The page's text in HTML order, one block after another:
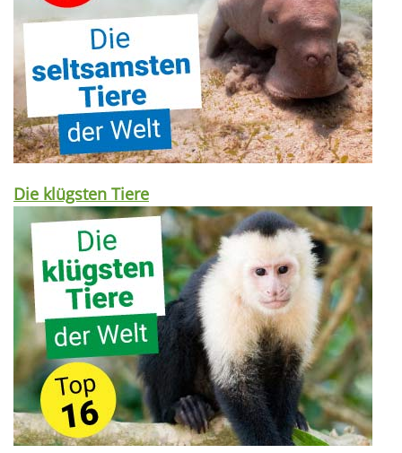
Die klügsten Tiere